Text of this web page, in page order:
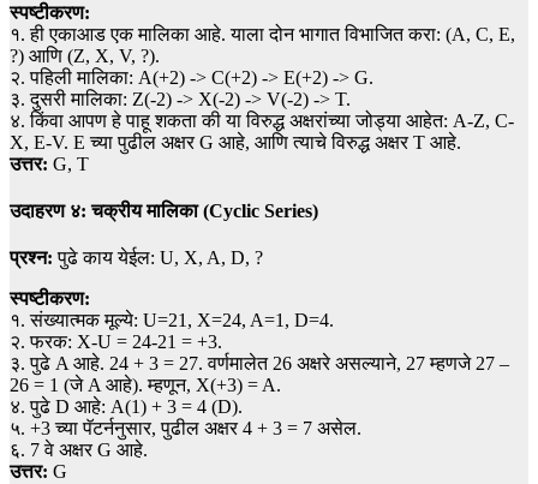
स्पष्टीकरण:
१. ही एकाआड एक मालिका आहे. याला दोन भागात विभाजित करा: (A, C, E,
?) आणि (Z, X, V, ?).
२. पहिली मालिका: A(+2) -> C(+2) -> E(+2) -> G.
३. दुसरी मालिका: Z(-2) -> X(-2) -> V(-2) -> T.
४. किंवा आपण हे पाहू शकता की या विरुद्ध अक्षरांच्या जोड्या आहेत: A-Z, C-
X, E-V. E च्या पुढील अक्षर G आहे, आणि त्याचे विरुद्ध अक्षर T आहे.
उत्तर: G, T
उदाहरण ४: चक्रीय मालिका (Cyclic Series)
प्रश्न: पुढे काय येईल: U, X, A, D, ?
स्पष्टीकरण:
१. संख्यात्मक मूल्ये: U=21, X=24, A=1, D=4.
२. फरक: X-U = 24-21 = +3.
३. पुढे A आहे. 24 + 3 = 27. वर्णमालेत 26 अक्षरे असल्याने, 27 म्हणजे 27 –
26 = 1 (जे A आहे). म्हणून, X(+3) = A.
४. पुढे D आहे: A(1) + 3 = 4 (D).
५. +3 च्या पॅटर्ननुसार, पुढील अक्षर 4 + 3 = 7 असेल.
६. 7 वे अक्षर G आहे.
उत्तर: G